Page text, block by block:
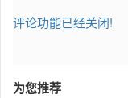
评论功能已经关闭!
为您推荐